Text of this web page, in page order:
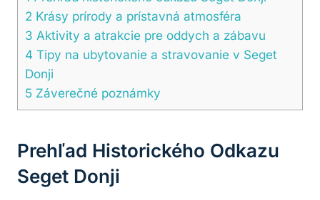
2 Krásy prírody a prístavná atmosféra
3 Aktivity a atrakcie pre oddych a zábavu
4 Tipy na ubytovanie a stravovanie v Seget
Donji
5 Záverečné poznámky
Prehľad Historického Odkazu
Seget Donji